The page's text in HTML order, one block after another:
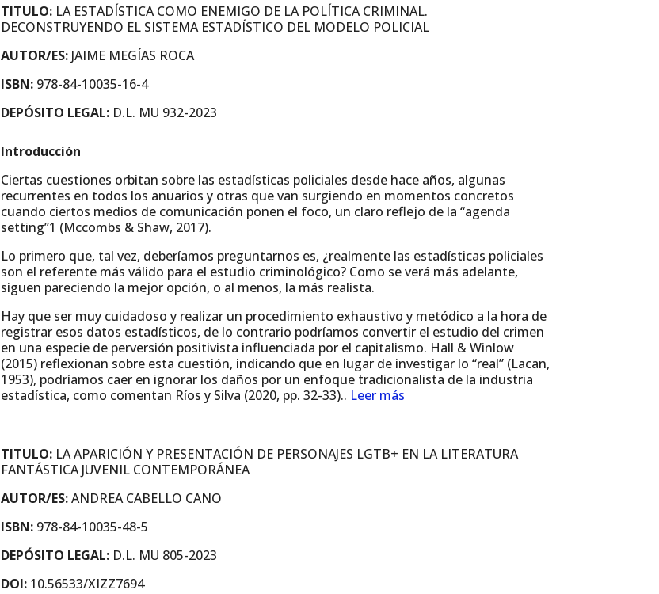
TITULO:LA ESTADÍSTICA COMO ENEMIGO DE LA POLÍTICA CRIMINAL.
DECONSTRUYENDO EL SISTEMA ESTADÍSTICO DEL MODELO POLICIAL
AUTOR/ES:JAIME MEGÍAS ROCA
ISBN:978-84-10035-16-4
DEPÓSITO LEGAL:D.L. MU 932-2023
Introducción
Ciertas cuestiones orbitan sobre las estadísticas policiales desde hace años, algunas
recurrentes en todos los anuarios y otras que van surgiendo en momentos concretos
cuando ciertos medios de comunicación ponen el foco, un claro reflejo de la “agenda
setting”1 (Mccombs & Shaw, 2017).
Lo primero que, tal vez, deberíamos preguntarnos es, ¿realmente las estadísticas policiales
son el referente más válido para el estudio criminológico? Como se verá más adelante,
siguen pareciendo la mejor opción, o al menos, la más realista.
Hay que ser muy cuidadoso y realizar un procedimiento exhaustivo y metódico a la hora de
registrar esos datos estadísticos, de lo contrario podríamos convertir el estudio del crimen
en una especie de perversión positivista influenciada por el capitalismo. Hall & Winlow
(2015) reflexionan sobre esta cuestión, indicando que en lugar de investigar lo “real” (Lacan,
1953), podríamos caer en ignorar los daños por un enfoque tradicionalista de la industria
estadística, como comentan Ríos y Silva (2020, pp. 32-33).. Leer más
TITULO:LA APARICIÓN Y PRESENTACIÓN DE PERSONAJES LGTB+ EN LA LITERATURA
FANTÁSTICA JUVENIL CONTEMPORÁNEA
AUTOR/ES:ANDREA CABELLO CANO
ISBN:978-84-10035-48-5
DEPÓSITO LEGAL:D.L. MU 805-2023
DOI: 10.56533/XIZZ7694